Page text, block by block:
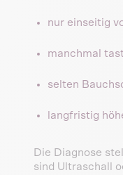
nur einseitig
manchmal
selten
langfristig
Die Diagnose
sind Ultraschall